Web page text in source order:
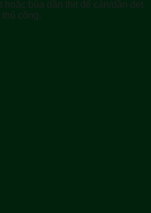
hoặc búa dần thịt để cán/dần dẹt
công.